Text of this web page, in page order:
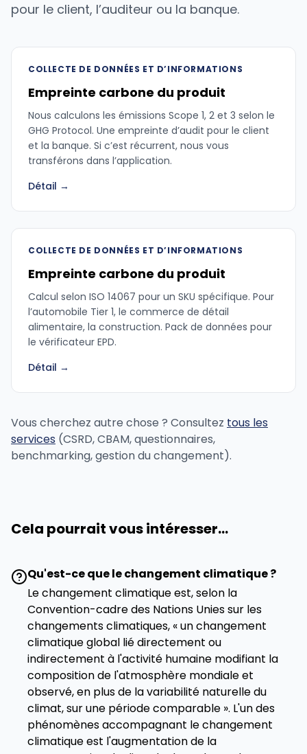
pour le client, l’auditeur ou la banque.
COLLECTE DE DONNÉES ET D’INFORMATIONS
Empreinte carbone du produit
Nous calculons les émissions Scope 1, 2 et 3 selon le
GHG Protocol. Une empreinte d’audit pour le client
et la banque. Si c’est récurrent, nous vous
transférons dans l’application.
Détail →
COLLECTE DE DONNÉES ET D’INFORMATIONS
Empreinte carbone du produit
Calcul selon ISO 14067 pour un SKU spécifique. Pour
l’automobile Tier 1, le commerce de détail
alimentaire, la construction. Pack de données pour
le vérificateur EPD.
Détail →
Vous cherchez autre chose ? Consultez tous les
services (CSRD, CBAM, questionnaires,
benchmarking, gestion du changement).
Cela pourrait vous intéresser...
Qu'est-ce que le changement climatique ?
Le changement climatique est, selon la
Convention-cadre des Nations Unies sur les
changements climatiques, « un changement
climatique global lié directement ou
indirectement à l'activité humaine modifiant la
composition de l'atmosphère mondiale et
observé, en plus de la variabilité naturelle du
climat, sur une période comparable ». L'un des
phénomènes accompagnant le changement
climatique est l'augmentation de la